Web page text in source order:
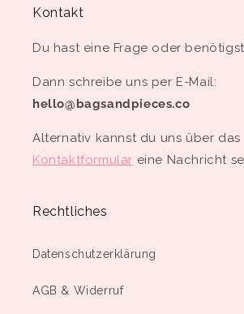
Kontakt
Du hast eine Frage oder
Dann schreibe uns per E-Mail:
hello@bagsandpieces.co
Alternativ kannst du uns über das
Kontaktformular eine Nachricht
Rechtliches
Datenschutzerklärung
AGB & Widerruf